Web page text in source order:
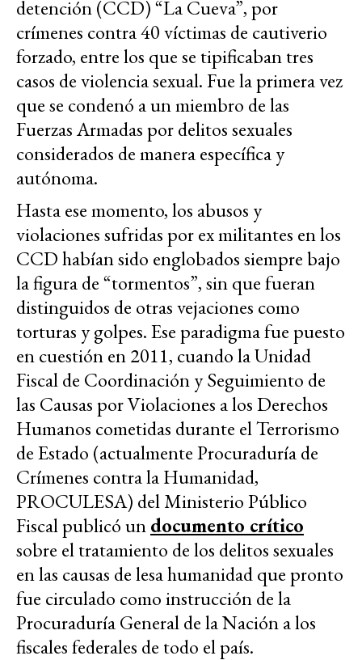
detención (CCD) “La Cueva”, por
crímenes contra 40 víctimas de cautiverio
forzado, entre los que se tipificaban tres
casos de violencia sexual. Fue la primera vez
que se condenó a un miembro de las
Fuerzas Armadas por delitos sexuales
considerados de manera específica y
autónoma.
Hasta ese momento, los abusos y
violaciones sufridas por ex militantes en los
CCD habían sido englobados siempre bajo
la figura de “tormentos”, sin que fueran
distinguidos de otras vejaciones como
torturas y golpes. Ese paradigma fue puesto
en cuestión en 2011, cuando la Unidad
Fiscal de Coordinación y Seguimiento de
las Causas por Violaciones a los Derechos
Humanos cometidas durante el Terrorismo
de Estado (actualmente Procuraduría de
Crímenes contra la Humanidad,
PROCULESA) del Ministerio Público
Fiscal publicó undocumento crítico
sobre el tratamiento de los delitos sexuales
en las causas de lesa humanidad que pronto
fue circulado como instrucción de la
Procuraduría General de la Nación a los
fiscales federales de todo el país.